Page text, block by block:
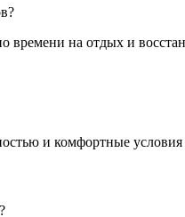
времени на отдых и
и комфортные